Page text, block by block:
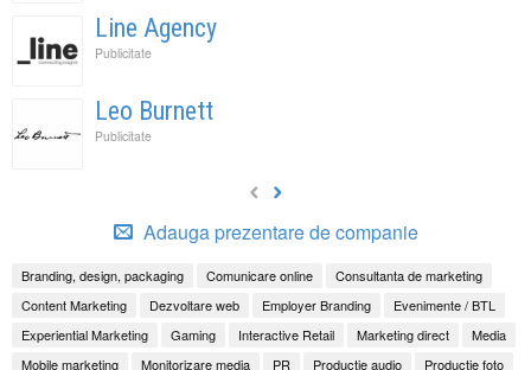
Line Agency
Publicitate
Leo Burnett
Publicitate
Adauga prezentare de companie
Branding, design, packaging Comunicare online
Consultanta de marketing
Content Marketing
Dezvoltare web Employer Branding
Evenimente / BTL
Experiential Marketing
Gaming Interactive Retail Marketing direct
Media
Mobile marketing
Monitorizare media PR Productie audio Productie foto